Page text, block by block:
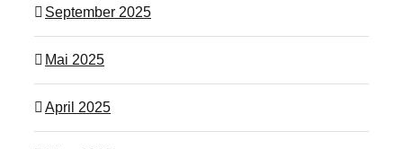
September 2025
Mai 2025
April 2025